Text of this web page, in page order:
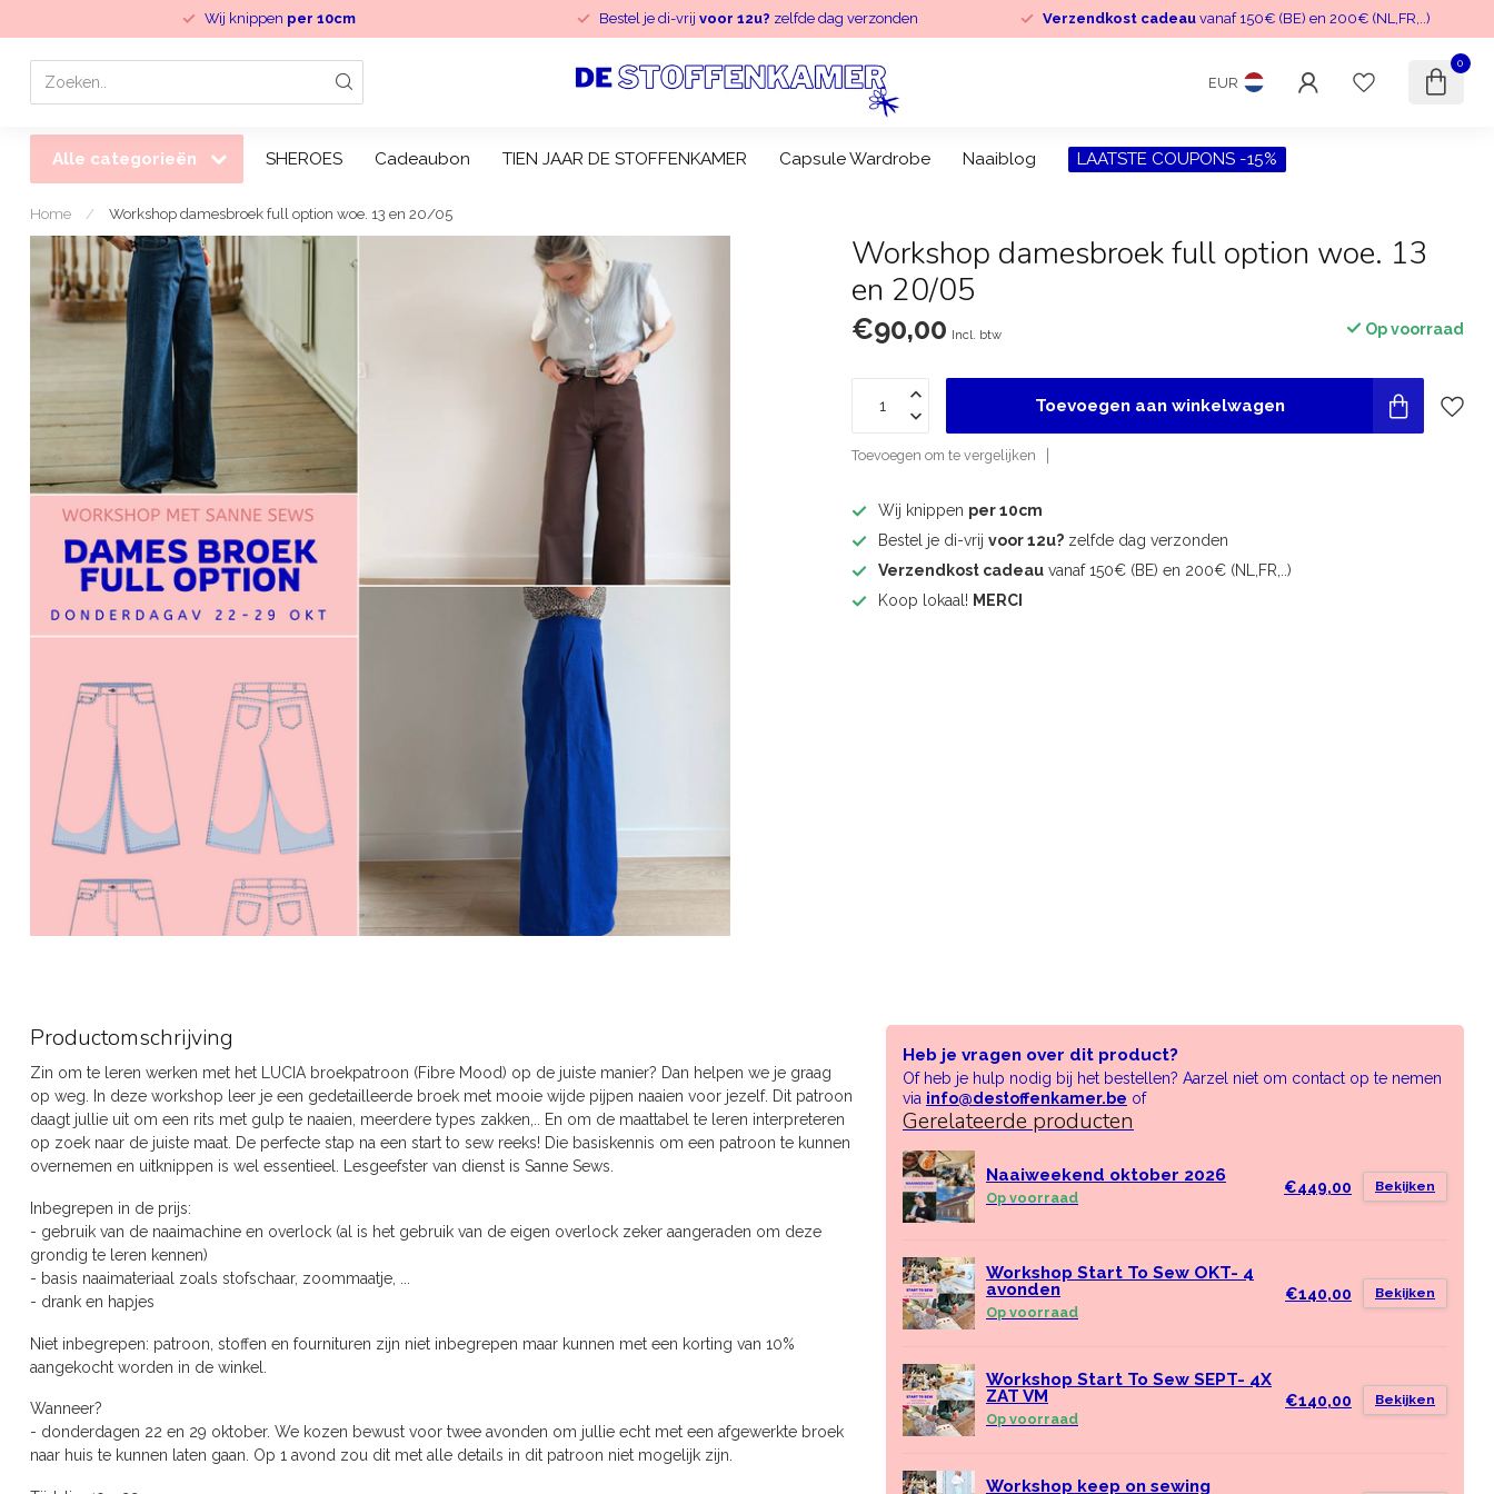
Wij knippen per 10cm Bestel je di-vrij voor 12u? zelfde dag verzonden Verzendkost cadeauvanaf 150€ (BE) en 200€ (NL,FR,..)
EUR
0
Alle categorieën SHEROES Cadeaubon TIEN JAAR DE STOFFENKAMER Capsule Wardrobe Naaiblog LAATSTE COUPONS -15%
Home / Workshop damesbroek full option woe. 13 en 20/05
Workshop damesbroek full option woe. 13
en 20/05
€90,00 Incl. btw Op voorraad
Toevoegen aan winkelwagen
Toevoegen om te vergelijken
Wij knippen per 10cm
Bestel je di-vrijvoor 12u? zelfde dag verzonden
Verzendkost cadeau vanaf 150€ (BE) en 200€ (NL,FR,..)
Koop lokaal! MERCI
Productomschrijving
Zin om te leren werken met het LUCIA broekpatroon (Fibre Mood) op de juiste manier? Dan helpen we je graag
op weg. In deze workshop leer je een gedetailleerde broek met mooie wijde pijpen naaien voor jezelf. Dit patroon
daagt jullie uit om een rits met gulp te naaien, meerdere types zakken,.. En om de maattabel te leren interpreteren
op zoek naar de juiste maat. De perfecte stap na een start to sew reeks! Die basiskennis om een patroon te kunnen
overnemen en uitknippen is wel essentieel. Lesgeefster van dienst is Sanne Sews.
Inbegrepen in de prijs:
- gebruik van de naaimachine en overlock (al is het gebruik van de eigen overlock zeker aangeraden om deze
grondig te leren kennen)
- basis naaimateriaal zoals stofschaar, zoommaatje, ...
- drank en hapjes
Niet inbegrepen: patroon, stoffen en fournituren zijn niet inbegrepen maar kunnen met een korting van 10%
aangekocht worden in de winkel.
Wanneer?
- donderdagen 22 en 29 oktober. We kozen bewust voor twee avonden om jullie echt met een afgewerkte broek
naar huis te kunnen laten gaan. Op 1 avond zou dit met alle details in dit patroon niet mogelijk zijn.
Heb je vragen over dit product?
Of heb je hulp nodig bij het bestellen? Aarzel niet om contact op te nemen
via info@destoffenkamer.be of
Gerelateerde producten
Naaiweekend oktober 2026
Op voorraad
€449,00 Bekijken
Workshop Start To Sew OKT- 4
avonden
Op voorraad
€140,00 Bekijken
Workshop Start To Sew SEPT- 4X
ZAT VM
Op voorraad
€140,00 Bekijken
Workshop keep on sewing